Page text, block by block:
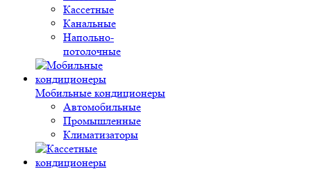
Кассетные
Канальные
Напольно-
потолочные
Мобильные кондиционеры
Автомобильные
Промышленные
Климатизаторы